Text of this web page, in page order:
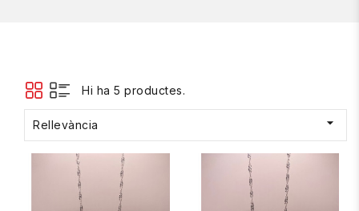
Hi ha 5 productes.
Rellevància 